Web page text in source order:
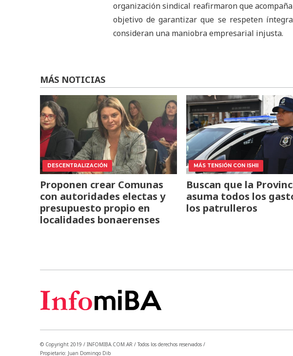
organización sindical reafirmaron que
objetivo de garantizar que se respeten
consideran una maniobra empresarial injusta.
MÁS NOTICIAS
DESCENTRALIZACIÓN
Proponen crear Comunas
con autoridades electas y
presupuesto propio en
localidades bonaerenses
MÁS TENSIÓN CON ISHII
Buscan que la
asuma todos los
los patrulleros
© Copyright 2019 / INFOMIBA.COM.AR / Todos los derechos reservados /
Propietario: Juan Domingo Dib